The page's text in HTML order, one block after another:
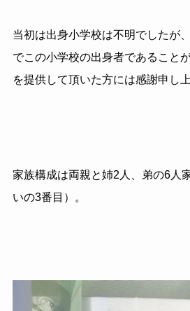
当初は出身小学校は不明でしたが
でこの小学校の出身者であること
を提供して頂いた方には感謝申し
家族構成は両親と姉2人、弟の6人
いの3番目）。